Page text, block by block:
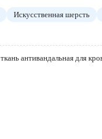
Искусственная шерсть
ткань антивандальная для